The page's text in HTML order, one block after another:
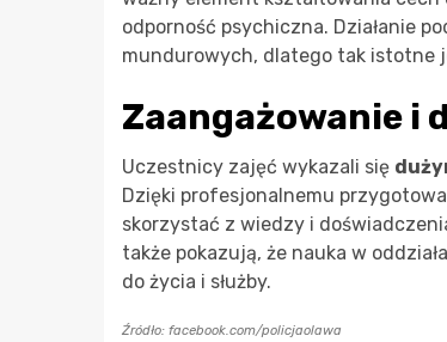
odporność psychiczna. Działanie
mundurowych, dlatego tak istotne
Zaangażowanie i
Uczestnicy zajęć wykazali się
Dzięki profesjonalnemu
skorzystać z wiedzy i
także pokazują, że nauka w
do życia i służby.
Źródło: facebook.com/policjaolawa